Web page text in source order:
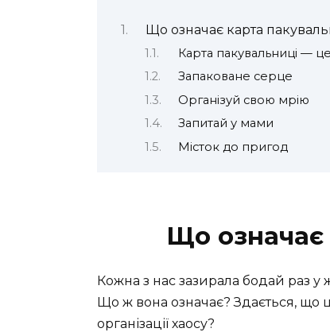
Що означає карта
Карта пакувальниці —
Запаковане серце
Організуй свою мрію
Запитай у мами ‍
Місток до пригод
Що означає
Кожна з нас зазирала бодай раз у
Що ж вона означає? Здається, що
організації хаосу?